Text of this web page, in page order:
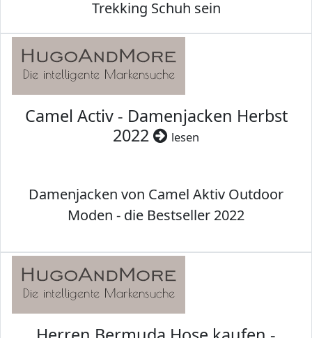
Trekking Schuh sein
Camel Activ - Damenjacken Herbst
2022
lesen
Damenjacken von Camel Aktiv Outdoor
Moden - die Bestseller 2022